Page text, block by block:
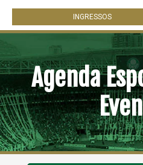
INGRESSOS
Agenda